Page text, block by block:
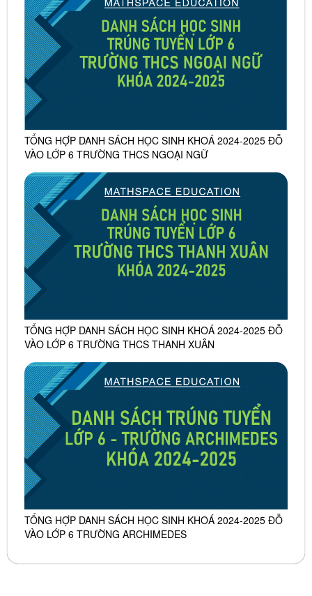
TỔNG HỢP DANH SÁCH HỌC SINH KHOÁ 2024-2025 ĐỖ
VÀO LỚP 6 TRƯỜNG THCS NGOẠI NGỮ
TỔNG HỢP DANH SÁCH HỌC SINH KHOÁ 2024-2025 ĐỖ
VÀO LỚP 6 TRƯỜNG THCS THANH XUÂN
TỔNG HỢP DANH SÁCH HỌC SINH KHOÁ 2024-2025 ĐỖ
VÀO LỚP 6 TRƯỜNG ARCHIMEDES